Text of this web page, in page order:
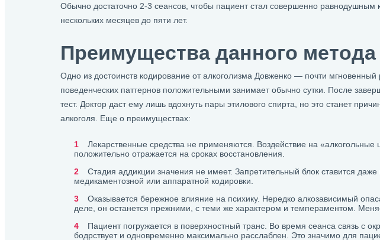
Обычно достаточно 2-3 сеансов, чтобы пациент стал совершенно
нескольких месяцев до пяти лет.
Преимущества данного метода
Одно из достоинств кодирование от алкоголизма Довженко — почти
поведенческих паттернов положительными занимает обычно сутки. После
тест. Доктор даст ему лишь вдохнуть пары этилового спирта, но это станет
алкоголя. Еще о преимуществах:
Лекарственные средства не применяются. Воздействие на
положительно отражается на сроках восстановления.
Стадия аддикции значения не имеет. Запретительный блок ставится
медикаментозной или аппаратной кодировки.
Оказывается бережное влияние на психику. Нередко алкозависимый
деле, он останется прежними, с теми же характером и темпераментом.
Пациент погружается в поверхностный транс. Во время сеанса связь
бодрствует и одновременно максимально расслаблен. Это значимо для